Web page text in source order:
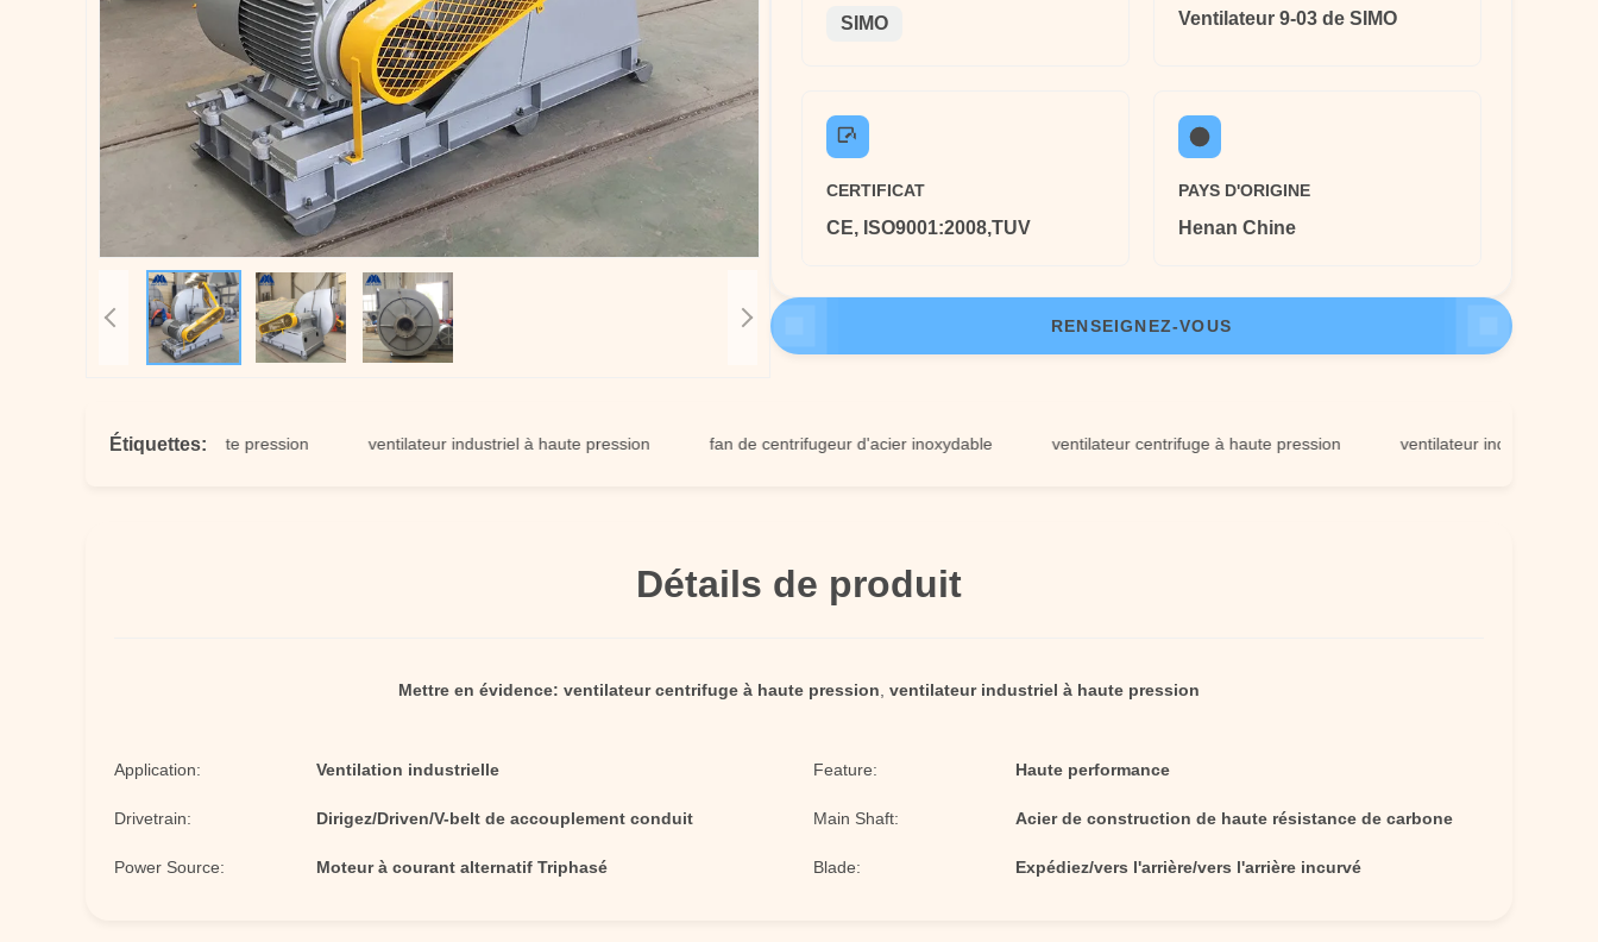
SIMO Ventilateur 9-03 de SIMO
CERTIFICAT
CE, ISO9001:2008,TUV
PAYS D'ORIGINE
Henan Chine
RENSEIGNEZ-VOUS
Étiquettes:
centrifuge à haute pression ventilateur industriel à haute pression fan de centrifugeur d'acier inoxydable ventilateur centrifuge à haute pression ventilateur industriel à haute
Détails de produit
Mettre en évidence: ventilateur centrifuge à haute pression ventilateur industriel à haute pression
Application: Ventilation industrielle Feature: Haute performance
Drivetrain: Dirigez/Driven/V-belt de accouplement conduit Main Shaft: Acier de construction de haute résistance de carbone
Power Source: Moteur à courant alternatif Triphasé Blade: Expédiez/vers l'arrière/vers l'arrière incurvé